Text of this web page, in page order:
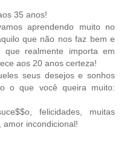
35 anos!
aprendendo muito no
que não nos faz bem e
realmente importa em
aos 20 anos certeza!
seus desejos e sonhos
o que você queira muito:
felicidades, muitas
amor incondicional!